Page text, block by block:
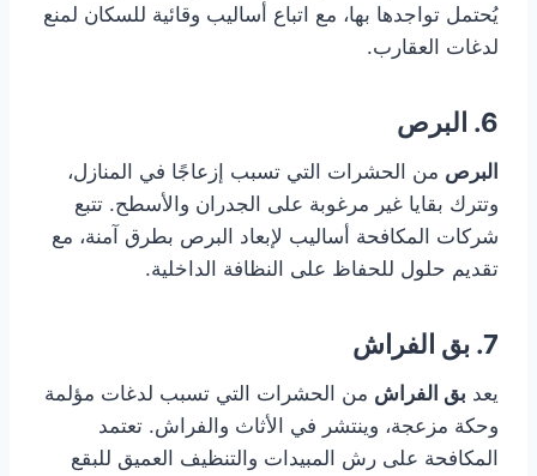
يُحتمل تواجدها بها، مع اتباع أساليب وقائية للسكان لمنع
لدغات العقارب.
6. البرص
البرص من الحشرات التي تسبب إزعاجًا في المنازل،
وتترك بقايا غير مرغوبة على الجدران والأسطح. تتبع
شركات المكافحة أساليب لإبعاد البرص بطرق آمنة، مع
تقديم حلول للحفاظ على النظافة الداخلية.
7. بق الفراش
يعد بق الفراش من الحشرات التي تسبب لدغات مؤلمة
وحكة مزعجة، وينتشر في الأثاث والفراش. تعتمد
المكافحة على رش المبيدات والتنظيف العميق للبقع